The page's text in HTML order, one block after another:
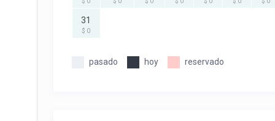
31
$ 0
pasado hoy reservado